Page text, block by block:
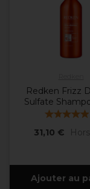
Redken Frizz
Sulfate
31,10 €
Ajouter au